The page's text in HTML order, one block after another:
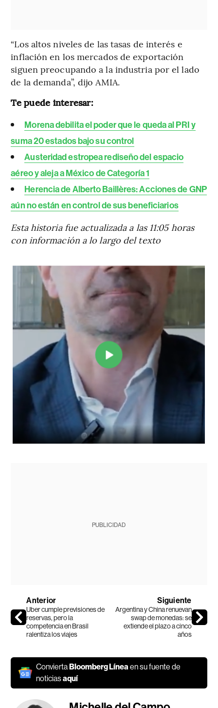
“Los altos niveles de las tasas de interés e
inflación en los mercados de exportación
siguen preocupando a la industria por el lado
de la demanda”, dijo AMIA.
Te puede interesar:
Morena debilita el poder que le queda al PRI y
suma 20 estados bajo su control
Austeridad estropea rediseño del espacio
aéreo y aleja a México de Categoría 1
Herencia de Alberto Baillères: Acciones de GNP
aún no están en control de sus beneficiarios
Esta historia fue actualizada a las 11:05 horas
con información a lo largo del texto
PUBLICIDAD
Anterior
Uber cumple previsiones de
reservas, pero la
competencia en Brasil
ralentiza los viajes
Siguiente
Argentina y China renuevan
swap de monedas: se
extiende el plazo a cinco
años
ConviertaBloomberg Línea en su fuente de
noticiasaquí